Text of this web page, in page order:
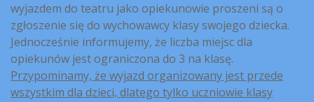
wyjazdem do teatru jako opiekunowie proszeni są o
zgłoszenie się do wychowawcy klasy swojego dziecka.
Jednocześnie informujemy, że liczba miejsc dla
opiekunów jest ograniczona do 3 na klasę.
Przypominamy, że wyjazd organizowany jest przede
wszystkim dla dzieci, dlatego tylko uczniowie klasy